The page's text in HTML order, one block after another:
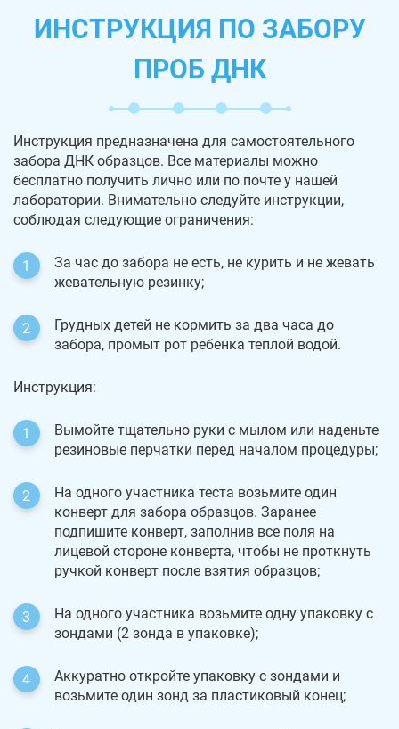
ИНСТРУКЦИЯ ПО ЗАБОРУ
ПРОБ ДНК
Инструкция предназначена для самостоятельного
забора ДНК образцов. Все материалы можно
бесплатно получить лично или по почте у нашей
лаборатории. Внимательно следуйте инструкции,
соблюдая следующие ограничения:
За час до забора не есть, не курить и не жевать
жевательную резинку;
Грудных детей не кормить за два часа до
забора, промыт рот ребенка теплой водой.
Инструкция:
Вымойте тщательно руки с мылом или наденьте
резиновые перчатки перед началом процедуры;
На одного участника теста возьмите один
конверт для забора образцов. Заранее
подпишите конверт, заполнив все поля на
лицевой стороне конверта, чтобы не проткнуть
ручкой конверт после взятия образцов;
На одного участника возьмите одну упаковку с
зондами (2 зонда в упаковке);
Аккуратно откройте упаковку с зондами и
возьмите один зонд за пластиковый конец;